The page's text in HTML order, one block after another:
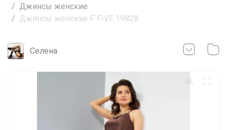
Джинсы женские
Джинсы женские F`FIVE 19828
Селена